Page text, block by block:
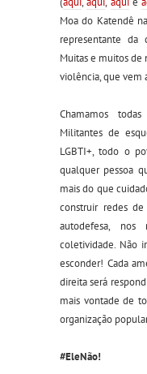
Moa do Katendê
representante
Muitas e muitos de
violência,que vem
Chamamos
Militantes de
LGBTI+, todo o
qualquer pessoa
mais do que
construir redes
autodefesa, nos
coletividade. Não
esconder! Cada
direita será
mais vontade de
organização
#EleNão!